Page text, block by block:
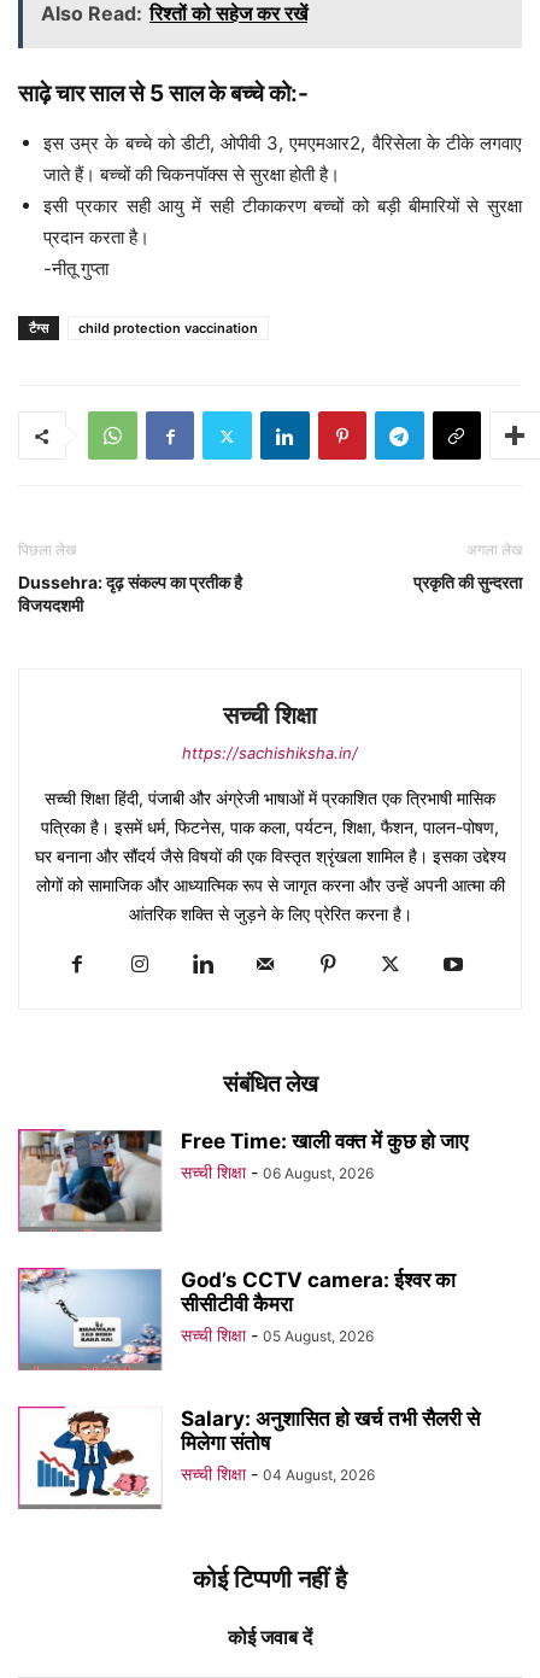
Also Read: रिश्तों को सहेज कर रखें
साढ़े चार साल से 5 साल के बच्चे को:-
इस उम्र के बच्चे को डीटी, ओपीवी 3, एमएमआर2, वैरिसेला के टीके लगवाए
जाते हैं। बच्चों की चिकनपॉक्स से सुरक्षा होती है।
इसी प्रकार सही आयु में सही टीकाकरण बच्चों को बड़ी बीमारियों से सुरक्षा
प्रदान करता है।
-नीतू गुप्ता
टैग्स child protection vaccination
पिछला लेख
Dussehra: दृढ़ संकल्प का प्रतीक है
विजयदशमी
अगला लेख
प्रकृति की सुन्दरता
सच्ची शिक्षा
https://sachishiksha.in/
सच्ची शिक्षा हिंदी, पंजाबी और अंग्रेजी भाषाओं में प्रकाशित एक त्रिभाषी मासिक
पत्रिका है। इसमें धर्म, फिटनेस, पाक कला, पर्यटन, शिक्षा, फैशन, पालन-पोषण,
घर बनाना और सौंदर्य जैसे विषयों की एक विस्तृत श्रृंखला शामिल है। इसका उद्देश्य
लोगों को सामाजिक और आध्यात्मिक रूप से जागृत करना और उन्हें अपनी आत्मा की
आंतरिक शक्ति से जुड़ने के लिए प्रेरित करना है।
संबंधित लेख
Free Time: खाली वक्त में कुछ हो जाए
सच्ची शिक्षा - 06 August, 2026
God’s CCTV camera: ईश्वर का
सीसीटीवी कैमरा
सच्ची शिक्षा - 05 August, 2026
Salary: अनुशासित हो खर्च तभी सैलरी से
मिलेगा संतोष
सच्ची शिक्षा - 04 August, 2026
कोई टिप्पणी नहीं है
कोई जवाब दें